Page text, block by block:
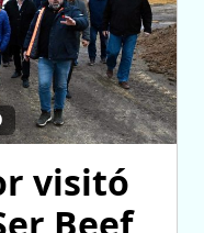
visitó